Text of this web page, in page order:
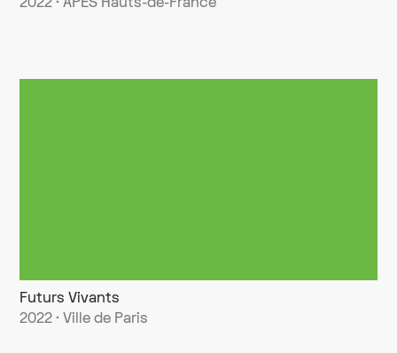
Futurs Vivants
2022 · Ville de Paris